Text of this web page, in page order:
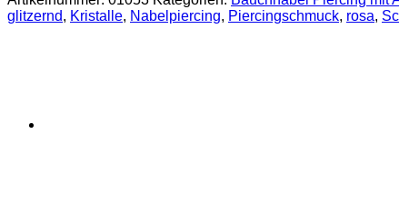
Rosa
Menge
glitzernd, Kristalle, Nabelpiercing, Piercingschmuck, rosa,